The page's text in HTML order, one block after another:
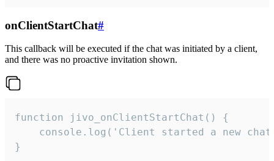
onClientStartChat#
This callback will be executed if the chat was initiated by a client,
and there was no proactive invitation shown.
function jivo_onClientStartChat() {
console.log('Client started a new
}